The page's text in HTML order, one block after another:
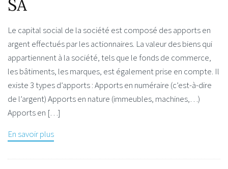
SA
Le capital social de la société est composé des apports en
argent effectués par les actionnaires. La valeur des biens qui
appartiennent à la société, tels que le fonds de commerce,
les bâtiments, les marques, est également prise en compte. Il
existe 3 types d’apports : Apports en numéraire (c’est-à-dire
de l’argent) Apports en nature (immeubles, machines,…)
Apports en […]
En savoir plus